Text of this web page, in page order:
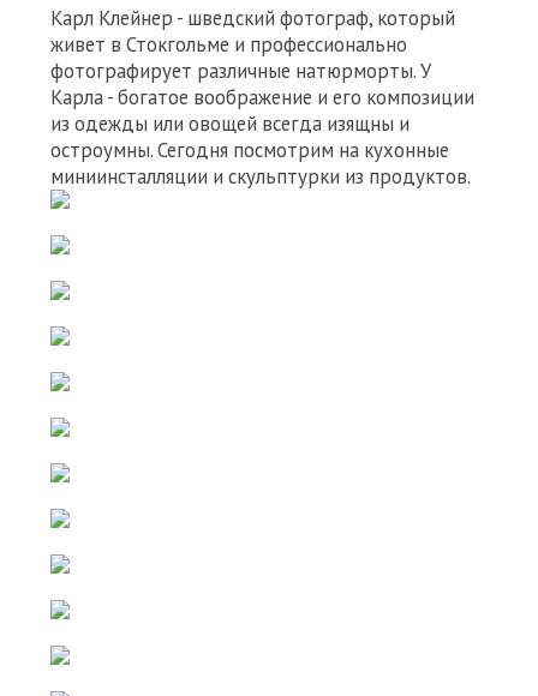
Карл Клейнер - шведский фотограф, который
живет в Стокгольме и профессионально
фотографирует различные натюрморты. У
Карла - богатое воображение и его композиции
из одежды или овощей всегда изящны и
остроумны. Сегодня посмотрим на кухонные
миниинсталляции и скульптурки из продуктов.